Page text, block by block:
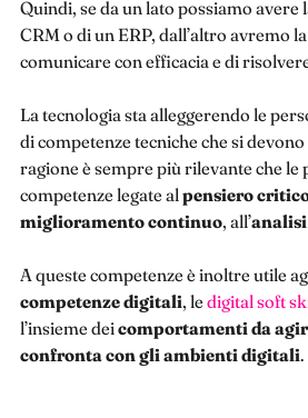
Quindi, se da un lato possiamo avere
CRM o di un ERP, dall’altro avremo
comunicare con efficacia e di
La tecnologia sta alleggerendo le
di competenze tecniche che si
ragione è sempre più rilevante che le
competenze legate al pensiero
miglioramento continuo, all’analisi
A queste competenze è inoltre utile
competenze digitali, le digital soft
l’insieme deicomportamenti da
confronta con gli ambienti digitali.